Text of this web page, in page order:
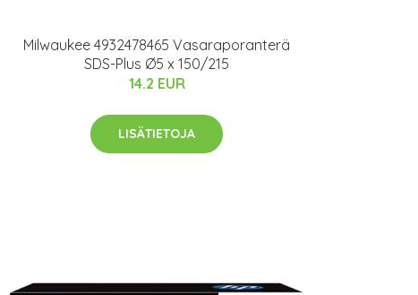
Milwaukee 4932478465 Vasaraporanterä
SDS-Plus Ø5 x 150/215
14.2 EUR
LISÄTIETOJA